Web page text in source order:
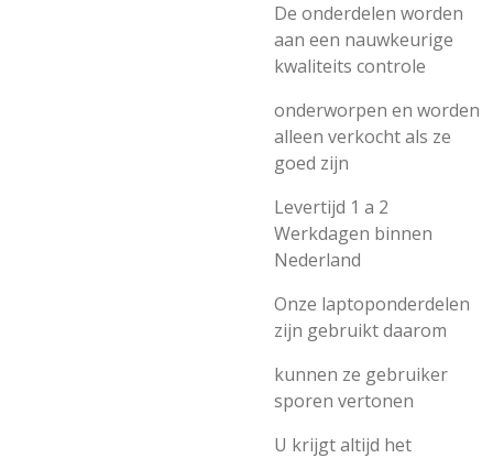
De onderdelen worden
aan een nauwkeurige
kwaliteits controle
onderworpen en worden
alleen verkocht als ze
goed zijn
Levertijd 1 a 2
Werkdagen binnen
Nederland
Onze laptoponderdelen
zijn gebruikt daarom
kunnen ze gebruiker
sporen vertonen
U krijgt altijd het